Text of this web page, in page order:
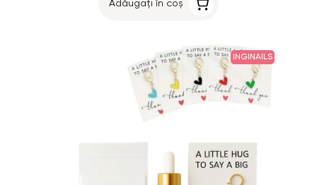
Adăugați în coș
INGINAILS